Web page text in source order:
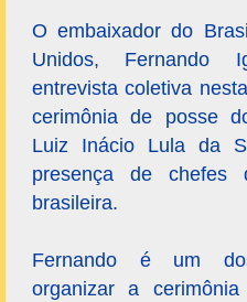
O embaixador do
Unidos, Fernando
entrevista coletiva
cerimônia de posse
Luiz Inácio Lula da
presença de chefes
brasileira.
Fernando é um
organizar a